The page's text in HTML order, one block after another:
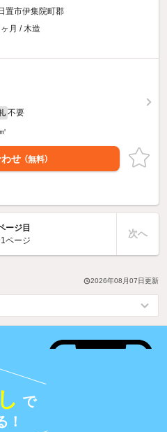
置市伊集院町郡
月 / 木造
不要
せ （無料）
ージ目
ページ
次へ
2026年08月07日更新
で
！